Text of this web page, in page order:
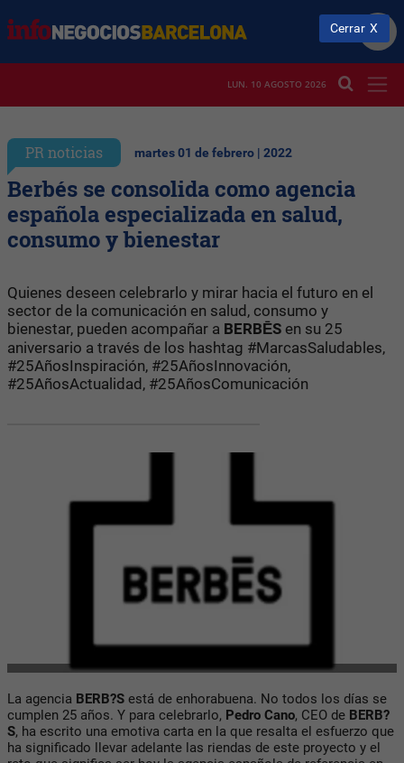
LUN. 10 AGOSTO 2026
PR noticias martes 01 de febrero | 2022
Berbés se consolida como agencia
española especializada en salud,
consumo y bienestar
Quienes deseen celebrarlo y mirar hacia el futuro en el
sector de la comunicación en salud, consumo y
bienestar, pueden acompañar a BERBĒS en su 25
aniversario a través de los hashtag #MarcasSaludables,
#25AñosInspiración, #25AñosInnovación,
#25AñosActualidad, #25AñosComunicación
La agencia BERB?S está de enhorabuena. No todos los días se
cumplen 25 años. Y para celebrarlo, Pedro Cano, CEO de BERB?
S, ha escrito una emotiva carta en la que resalta el esfuerzo que
ha significado llevar adelante las riendas de este proyecto y el
Cerrar